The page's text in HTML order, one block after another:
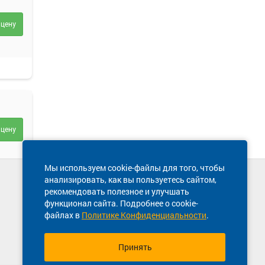
Мы используем cookie-файлы для того, чтобы
анализировать, как вы пользуетесь сайтом,
рекомендовать полезное и улучшать
функционал сайта. Подробнее о cookie-
файлах в Политике Конфиденциальности.
Принять
Техническая поддержка сайта
8 800 600-03-38